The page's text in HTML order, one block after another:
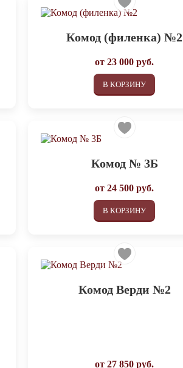
Комод (филенка) №2
от23 000 руб.
В КОРЗИНУ
Комод № 3Б
от24 500 руб.
В КОРЗИНУ
Комод Верди №2
от27 850 руб.